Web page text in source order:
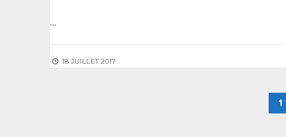
...
18 JUILLET 2017
1